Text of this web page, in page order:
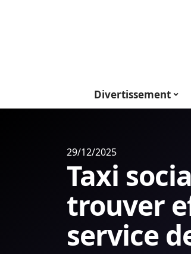
Divertissement
29/12/2025
Taxi
trouver
service